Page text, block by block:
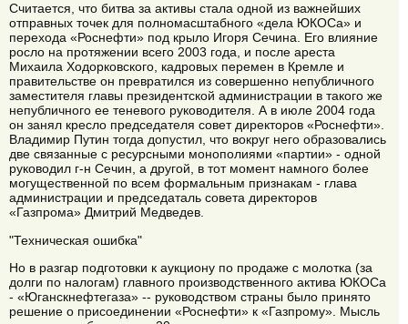
Считается, что битва за активы стала одной из важнейших
отправных точек для полномасштабного «дела ЮКОСа» и
перехода «Роснефти» под крыло Игоря Сечина. Его влияние
росло на протяжении всего 2003 года, и после ареста
Михаила Ходорковского, кадровых перемен в Кремле и
правительстве он превратился из совершенно непубличного
заместителя главы президентской администрации в такого же
непубличного ее теневого руководителя. А в июле 2004 года
он занял кресло председателя совет директоров «Роснефти».
Владимир Путин тогда допустил, что вокруг него образовались
две связанные с ресурсными монополиями «партии» - одной
руководил г-н Сечин, а другой, в тот момент намного более
могущественной по всем формальным признакам - глава
администрации и председаталь совета директоров
«Газпрома» Дмитрий Медведев.
"Техническая ошибка"
Но в разгар подготовки к аукциону по продаже с молотка (за
долги по налогам) главного производственного актива ЮКОСа
- «Юганскнефтегаза» -- руководством страны было принято
решение о присоединении «Роснефти» к «Газпрому». Мысль